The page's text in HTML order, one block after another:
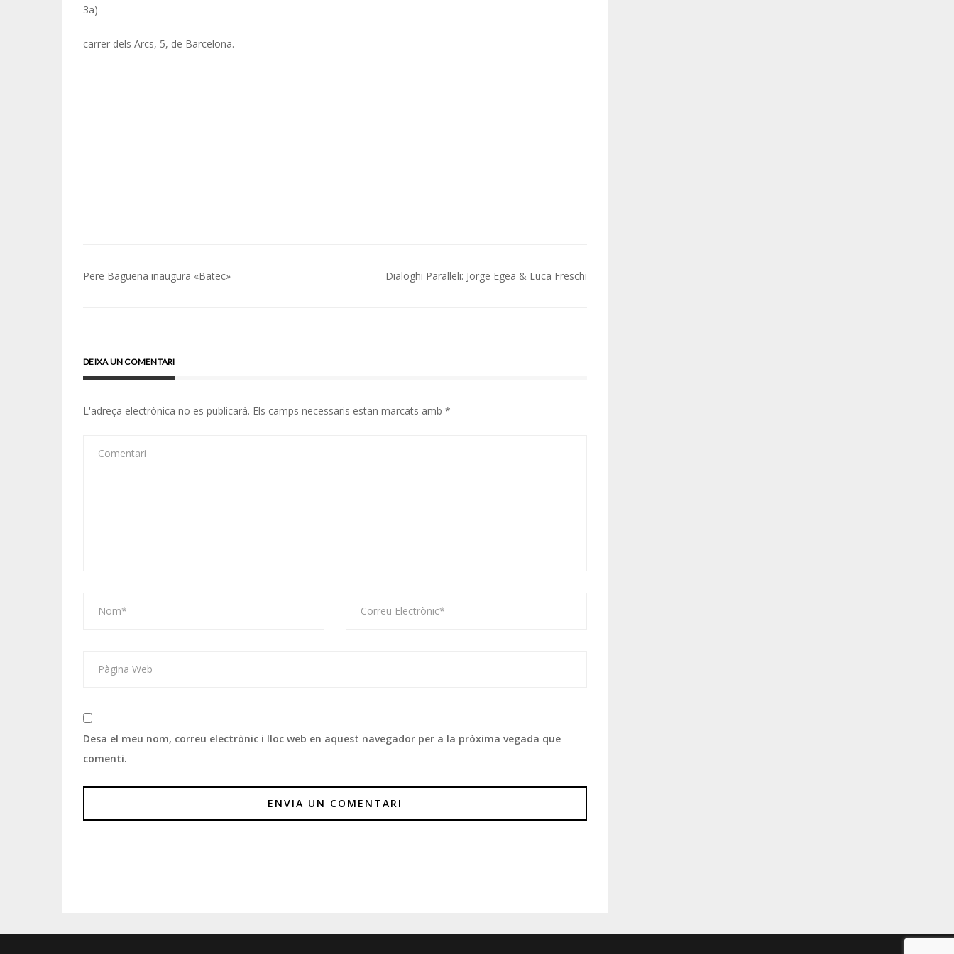
3a)
carrer dels Arcs, 5, de Barcelona.
Navegació
Pere Baguena inaugura «Batec» Dialoghi Paralleli: Jorge Egea & Luca Freschi
DEIXA UN COMENTARI
L'adreça electrònica no es publicarà. Els camps necessaris estan marcats amb *
Desa el meu nom, correu electrònic i lloc web en aquest navegador per a la pròxima vegada que
comenti.